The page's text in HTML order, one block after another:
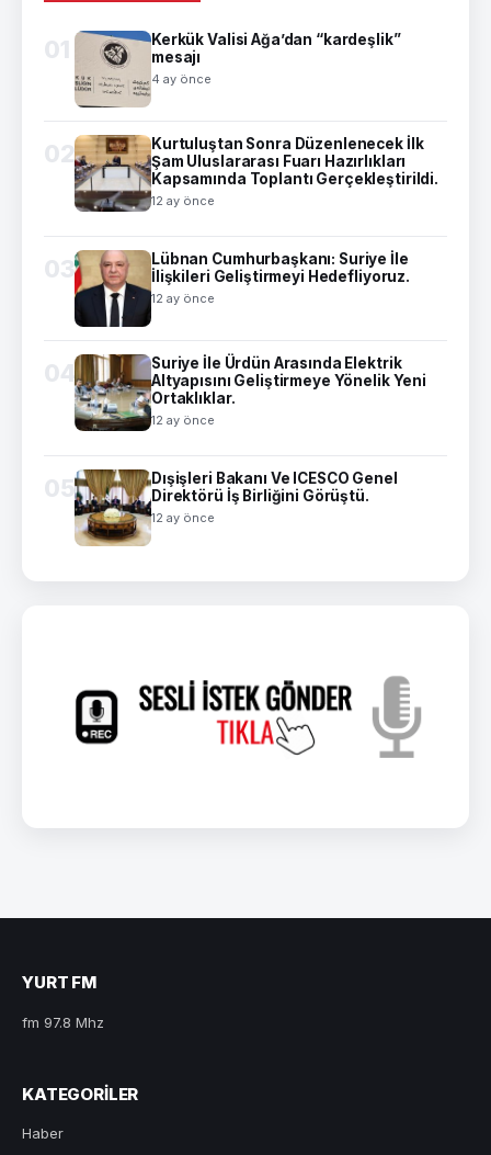
01
Kerkük Valisi Ağa’dan “kardeşlik”
mesajı
4 ay önce
02
Kurtuluştan Sonra Düzenlenecek İlk
Şam Uluslararası Fuarı Hazırlıkları
Kapsamında Toplantı Gerçekleştirildi.
12 ay önce
03
Lübnan Cumhurbaşkanı: Suriye İle
İlişkileri Geliştirmeyi Hedefliyoruz.
12 ay önce
04
Suriye İle Ürdün Arasında Elektrik
Altyapısını Geliştirmeye Yönelik Yeni
Ortaklıklar.
12 ay önce
05
Dışişleri Bakanı Ve ICESCO Genel
Direktörü İş Birliğini Görüştü.
12 ay önce
YURT FM
fm 97.8 Mhz
KATEGORILER
Haber